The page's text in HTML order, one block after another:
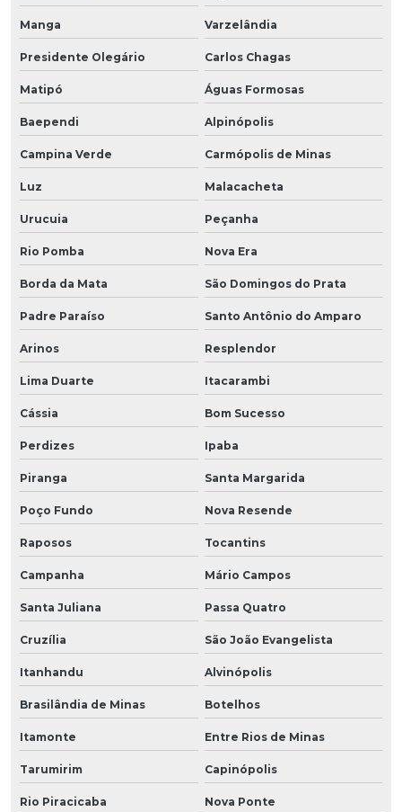
Manga Varzelândia
Presidente Olegário Carlos Chagas
Matipó Águas Formosas
Baependi Alpinópolis
Campina Verde Carmópolis de Minas
Luz Malacacheta
Urucuia Peçanha
Rio Pomba Nova Era
Borda da Mata São Domingos do Prata
Padre Paraíso Santo Antônio do Amparo
Arinos Resplendor
Lima Duarte Itacarambi
Cássia Bom Sucesso
Perdizes Ipaba
Piranga Santa Margarida
Poço Fundo Nova Resende
Raposos Tocantins
Campanha Mário Campos
Santa Juliana Passa Quatro
Cruzília São João Evangelista
Itanhandu Alvinópolis
Brasilândia de Minas Botelhos
Itamonte Entre Rios de Minas
Tarumirim Capinópolis
Rio Piracicaba Nova Ponte